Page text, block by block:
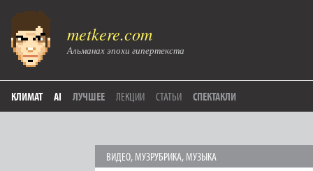
metkere.com
Альманах эпохи гипертекста
КЛИМАТ AI ЛУЧШЕЕ ЛЕКЦИИ СТАТЬИ СПЕКТАКЛИ
ВИДЕО,МУЗРУБРИКА,МУЗЫКА